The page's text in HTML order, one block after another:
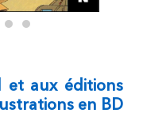
et aux éditions
en BD